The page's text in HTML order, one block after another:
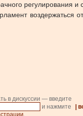
регулирования
воздержаться
в дискуссии — введите
и нажмите |
.